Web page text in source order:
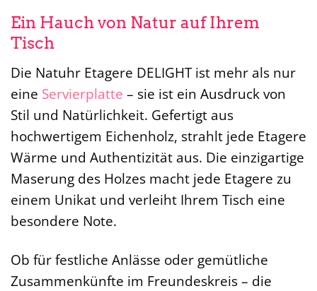
Ein Hauch von Natur auf Ihrem
Tisch
Die Natuhr Etagere DELIGHT ist mehr als nur
eine Servierplatte – sie ist ein Ausdruck von
Stil und Natürlichkeit. Gefertigt aus
hochwertigem Eichenholz, strahlt jede Etagere
Wärme und Authentizität aus. Die einzigartige
Maserung des Holzes macht jede Etagere zu
einem Unikat und verleiht Ihrem Tisch eine
besondere Note.
Ob für festliche Anlässe oder gemütliche
Zusammenkünfte im Freundeskreis – die